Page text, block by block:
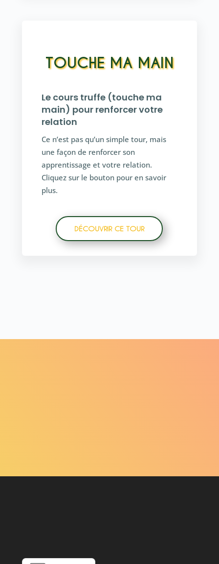
TOUCHE MA MAIN
Le cours truffe (touche ma
main) pour renforcer votre
relation
Ce n’est pas qu’un simple tour, mais
une façon de renforcer son
apprentissage et votre relation.
Cliquez sur le bouton pour en savoir
plus.
DÉCOUVRIR CE TOUR